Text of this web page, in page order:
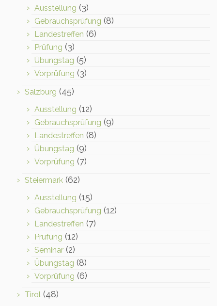
Ausstellung (3)
Gebrauchsprüfung (8)
Landestreffen (6)
Prüfung (3)
Übungstag (5)
Vorprüfung (3)
Salzburg (45)
Ausstellung (12)
Gebrauchsprüfung (9)
Landestreffen (8)
Übungstag (9)
Vorprüfung (7)
Steiermark (62)
Ausstellung (15)
Gebrauchsprüfung (12)
Landestreffen (7)
Prüfung (12)
Seminar (2)
Übungstag (8)
Vorprüfung (6)
Tirol (48)